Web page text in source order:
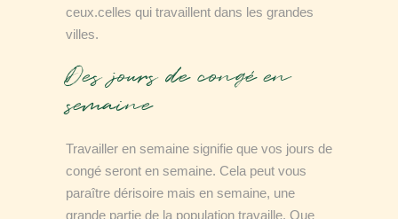
ceux.celles qui travaillent dans les grandes
villes.
Des jours de congé en
semaine
Travailler en semaine signifie que vos jours de
congé seront en semaine. Cela peut vous
paraître dérisoire mais en semaine, une
grande partie de la population travaille. Que